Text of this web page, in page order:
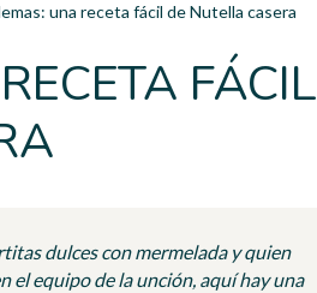
una receta fácil de Nutella casera
FÁCIL
dulces con mermelada y quien
el equipo de la unción, aquí hay una